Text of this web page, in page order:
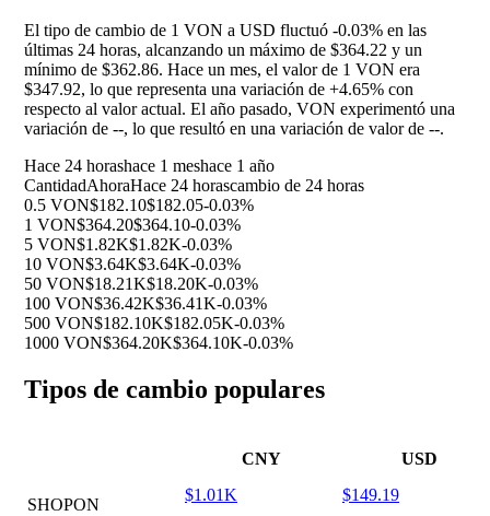
El tipo de cambio de 1 VON a USD fluctuó -0.03% en las
últimas 24 horas, alcanzando un máximo de $364.22 y un
mínimo de $362.86. Hace un mes, el valor de 1 VON era
$347.92, lo que representa una variación de +4.65% con
respecto al valor actual. El año pasado, VON experimentó una
variación de --, lo que resultó en una variación de valor de --.
Hace 24 horashace 1 meshace 1 año
CantidadAhoraHace 24 horascambio de 24 horas
0.5 VON$182.10$182.05-0.03%
1 VON$364.20$364.10-0.03%
5 VON$1.82K$1.82K-0.03%
10 VON$3.64K$3.64K-0.03%
50 VON$18.21K$18.20K-0.03%
100 VON$36.42K$36.41K-0.03%
500 VON$182.10K$182.05K-0.03%
1000 VON$364.20K$364.10K-0.03%
Tipos de cambio populares
CNY USD
SHOPON
$1.01K $149.19